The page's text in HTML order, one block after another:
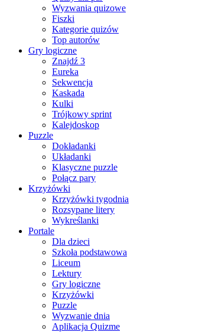
Wyzwania quizowe
Fiszki
Kategorie quizów
Top autorów
Gry logiczne
Znajdź 3
Eureka
Sekwencja
Kaskada
Kulki
Trójkowy sprint
Kalejdoskop
Puzzle
Dokładanki
Układanki
Klasyczne puzzle
Połącz pary
Krzyżówki
Krzyżówki tygodnia
Rozsypane litery
Wykreślanki
Portale
Dla dzieci
Szkoła podstawowa
Liceum
Lektury
Gry logiczne
Krzyżówki
Puzzle
Wyzwanie dnia
Aplikacja Quizme